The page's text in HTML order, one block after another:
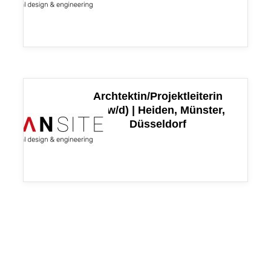
Archtektin/Projektleiterin
(m/w/d) | Heiden, Münster,
Düsseldorf